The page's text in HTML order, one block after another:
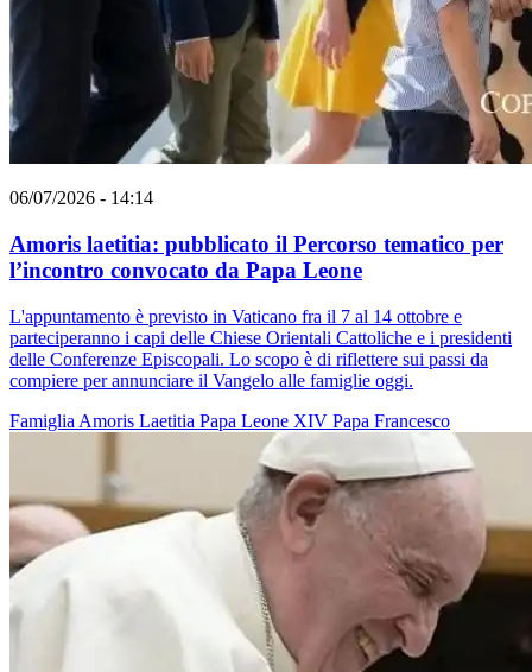
06/07/2026 - 14:14
Amoris laetitia: pubblicato il Percorso tematico per
l’incontro convocato da Papa Leone
L'appuntamento è previsto in Vaticano fra il 7 al 14 ottobre e
parteciperanno i capi delle Chiese Orientali Cattoliche e i presidenti
delle Conferenze Episcopali. Lo scopo è di riflettere sui passi da
compiere per annunciare il Vangelo alle famiglie oggi.
Famiglia Amoris Laetitia Papa Leone XIV Papa Francesco